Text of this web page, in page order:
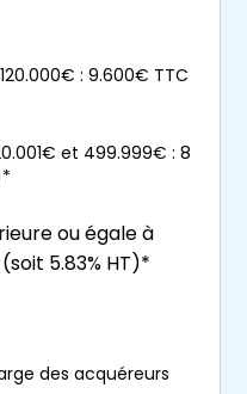
les acheteurs
durée
auviager
» puisqu’il
sans recours à
.
de maison à
: 9.600€ TTC
et 499.999€ : 8
ou égale à
5.83% HT)*
des acquéreurs